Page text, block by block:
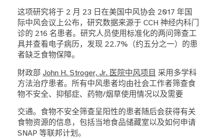
这项研究将于 2 月 23 日在美国中风协会 2017 年国
际中风会议上公布，研究数据来源于 CCH 神经内科门
诊的 216 名患者。研究人员使用标准化的两问筛查工
具并查看电子病历，发现 22.7%（约五分之一）的患
者缺乏食物保障。
財政部 John H. Stroger, Jr. 医院中风项目 采用多学科
方法治疗患者。所有中风患者均由社会工作者筛查食
物不安全、抑郁症、药物/烟草使用情况以及需要
交通。食物不安全筛查呈阳性的患者随后会获得有关
食物资源的信息，包括当地食品储藏室以及如何申请
SNAP 等联邦计划。